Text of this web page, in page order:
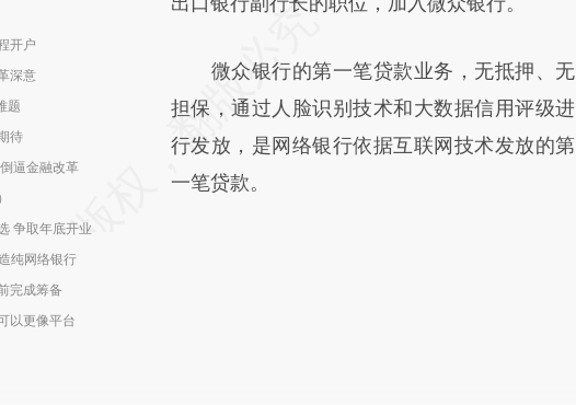
开户
深意
题
待
逼金融改革
争取年底开业
纯网络银行
完成筹备
以更像平台
微众银行的第一笔贷款业务，无抵押、无
担保，通过人脸识别技术和大数据信用评级进
行发放，是网络银行依据互联网技术发放的第
一笔贷款。